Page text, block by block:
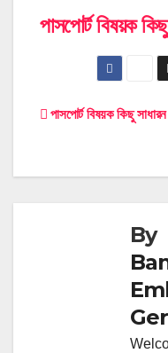
পাসপোর্ট বিষয়ক
Post
পাসপোর্ট বিষয়ক কিছু সাধারন
By